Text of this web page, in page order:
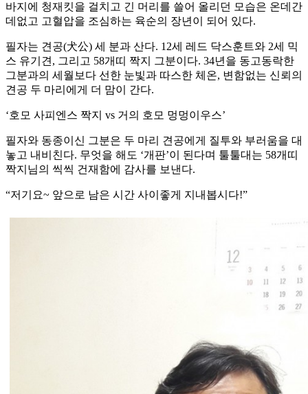
바지에 청재킷을 걸치고 긴 머리를 쓸어 올리던 모습은 온데간
데없고 고혈압을 조심하는 육순의 장년이 되어 있다.
필자는 견공(犬公) 세 분과 산다. 12세 레드 닥스훈트와 2세 믹
스 유기견, 그리고 58개띠 짝지 그분이다. 34년을 동고동락한
그분과의 세월보다 선한 눈빛과 따스한 체온, 변함없는 신뢰의
견공 두 마리에게 더 맘이 간다.
‘호모 사피엔스 짝지 vs 거의 호모 멍멍이우스’
필자와 동종이신 그분은 두 마리 견공에게 질투와 부러움을 대
놓고 내비친다. 무엇을 해도 ‘개판’이 된다며 툴툴대는 58개띠
짝지님의 씩씩 건재함에 감사를 보낸다.
“저기요~ 앞으로 남은 시간 사이좋게 지내봅시다!”